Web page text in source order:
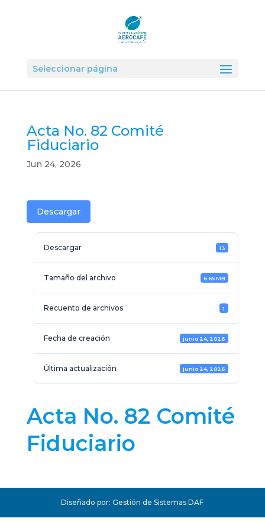
Seleccionar página
Acta No. 82 Comité
Fiduciario
Jun 24, 2026
Descargar
Descargar 13
Tamaño del archivo 6.65 MB
Recuento de archivos 1
Fecha de creación junio 24, 2026
Última actualización junio 24, 2026
Acta No. 82 Comité
Fiduciario
Diseñado por: Gestión de Sistemas DAF